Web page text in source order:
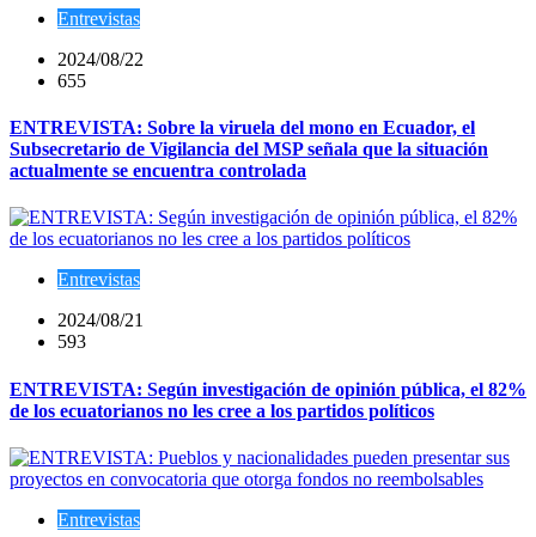
Entrevistas
2024/08/22
655
ENTREVISTA: Sobre la viruela del mono en Ecuador, el
Subsecretario de Vigilancia del MSP señala que la situación
actualmente se encuentra controlada
Entrevistas
2024/08/21
593
ENTREVISTA: Según investigación de opinión pública, el 82%
de los ecuatorianos no les cree a los partidos políticos
Entrevistas